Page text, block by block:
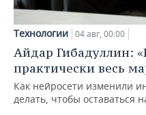
Технологии 04 авг, 00:00
Айдар Гибадуллин:
практически весь
Как нейросети изменили
делать, чтобы оставаться